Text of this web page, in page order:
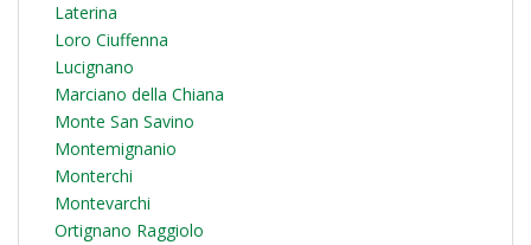
Laterina
Loro Ciuffenna
Lucignano
Marciano della Chiana
Monte San Savino
Montemignanio
Monterchi
Montevarchi
Ortignano Raggiolo